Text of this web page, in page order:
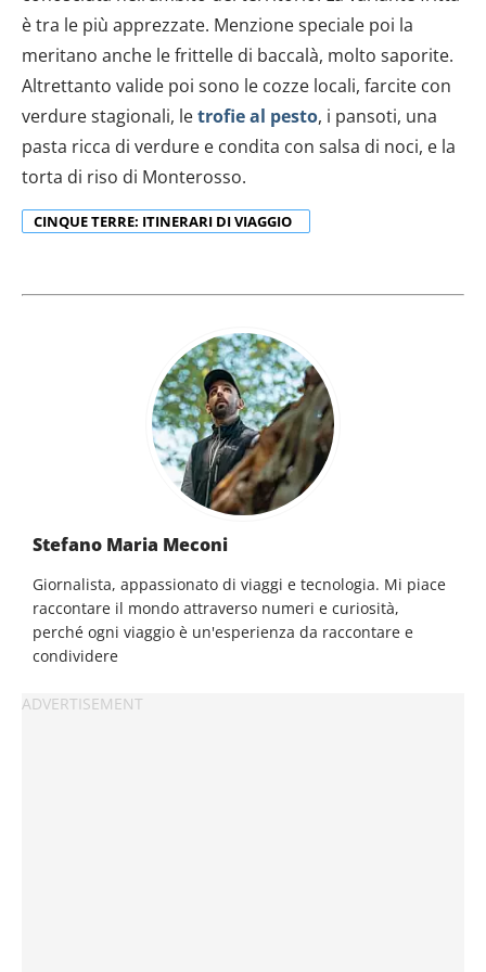
è tra le più apprezzate. Menzione speciale poi la
meritano anche le frittelle di baccalà, molto saporite.
Altrettanto valide poi sono le cozze locali, farcite con
verdure stagionali, letrofie al pesto, i pansoti, una
pasta ricca di verdure e condita con salsa di noci, e la
torta di riso di Monterosso.
CINQUE TERRE: ITINERARI DI VIAGGIO
Stefano Maria Meconi
Giornalista, appassionato di viaggi e tecnologia. Mi piace
raccontare il mondo attraverso numeri e curiosità,
perché ogni viaggio è un'esperienza da raccontare e
condividere